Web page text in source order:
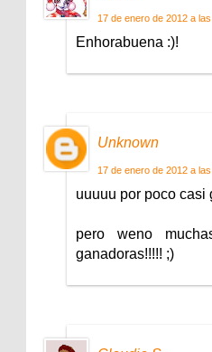
17 de enero de 2012 a las
Enhorabuena :)!
Unknown
17 de enero de 2012 a
uuuuu por poco casi
pero weno
ganadoras!!!!! ;)